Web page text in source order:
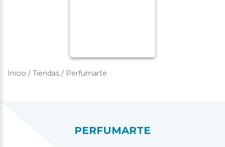
Inicio / Tiendas / Perfumarte
PERFUMARTE